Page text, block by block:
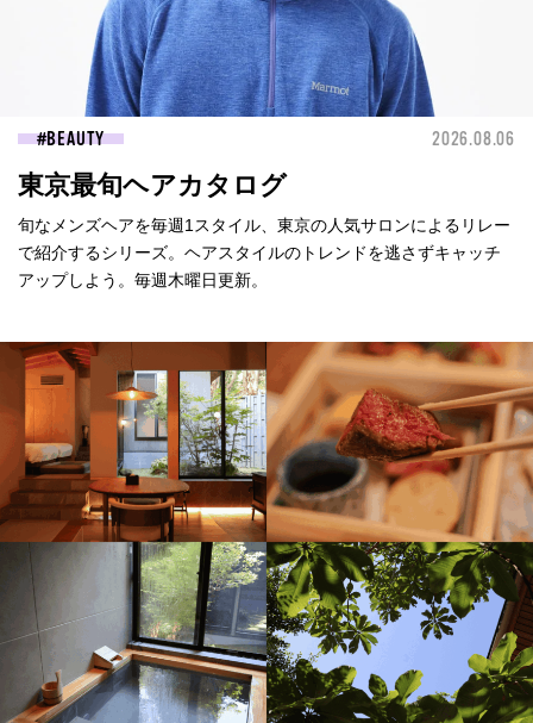
BEAUTY 2026.08.06
東京最旬ヘアカタログ
旬なメンズヘアを毎週1スタイル、東京の人気サロンによるリレー
で紹介するシリーズ。ヘアスタイルのトレンドを逃さずキャッチ
アップしよう。毎週木曜日更新。